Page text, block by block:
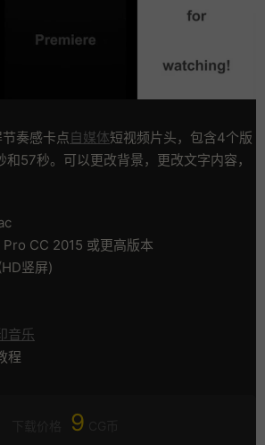
奏感卡点 自媒体短视频片头，包含4个版
57秒。可以更改背景，更改文字内容，
CC 2015 或更高版本
竖屏)
音乐
程
9